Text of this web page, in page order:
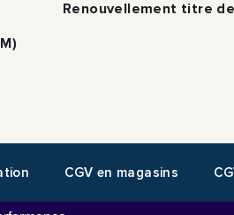
Renouvellement titre
CGV en magasins